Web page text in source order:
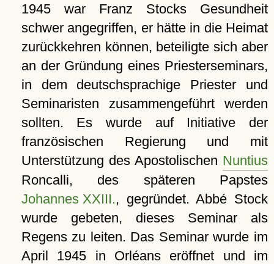
1945 war Franz Stocks Gesundheit
schwer angegriffen, er hätte in die Heimat
zurückkehren können, beteiligte sich aber
an der Gründung eines Priesterseminars,
in dem deutschsprachige Priester und
Seminaristen zusammengeführt werden
sollten. Es wurde auf Initiative der
französischen Regierung und mit
Unterstützung des Apostolischen Nuntius
Roncalli, des späteren Papstes
Johannes XXIII., gegründet. Abbé Stock
wurde gebeten, dieses Seminar als
Regens zu leiten. Das Seminar wurde im
April 1945 in Orléanseröffnet und im